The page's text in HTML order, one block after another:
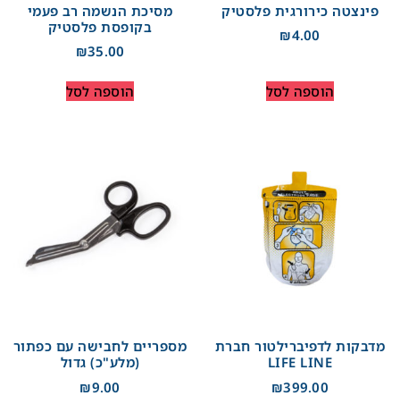
פינצטה כירורגית פלסטיק
₪4.00
הוספה לסל
מסיכת הנשמה רב פעמי
בקופסת פלסטיק
₪35.00
הוספה לסל
מדבקות לדפיברילטור חברת
LIFE LINE
₪399.00
מספריים לחבישה עם כפתור
(מלע"כ) גדול
₪9.00